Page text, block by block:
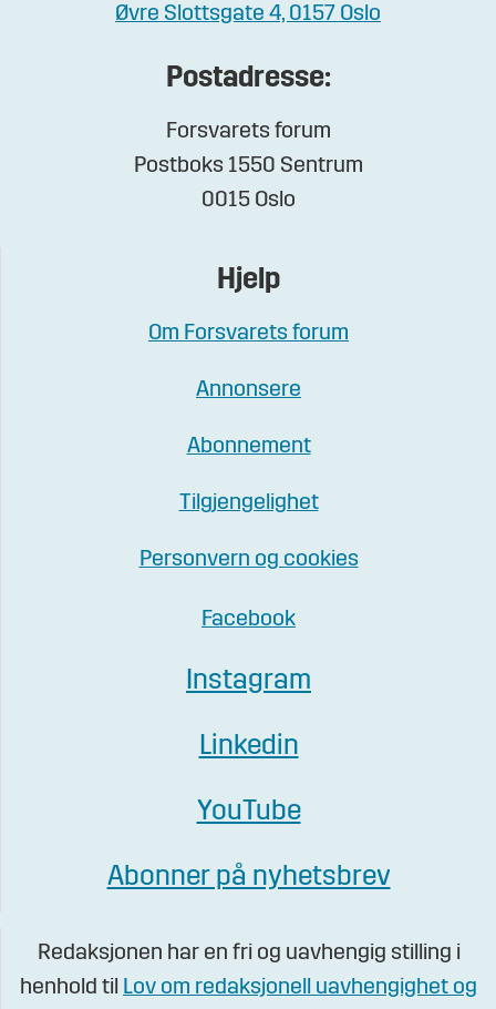
Øvre Slottsgate 4, 0157 Oslo
Postadresse:
Forsvarets forum
Postboks 1550 Sentrum
0015 Oslo
Hjelp
Om Forsvarets forum
Annonsere
Abonnement
Tilgjengelighet
Personvern og cookies
Facebook
Instagram
Linkedin
YouTube
Abonner på nyhetsbrev
Redaksjonen har en fri og uavhengig stilling i
henhold til Lov om redaksjonell uavhengighet og